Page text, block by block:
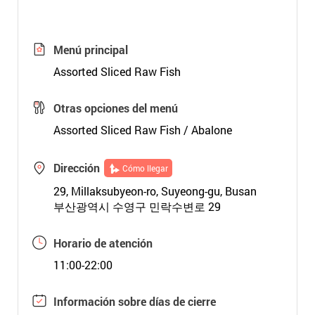
Menú principal
Assorted Sliced Raw Fish
Otras opciones del menú
Assorted Sliced Raw Fish / Abalone
Dirección Cómo llegar
29, Millaksubyeon-ro, Suyeong-gu, Busan
부산광역시 수영구 민락수변로 29
Horario de atención
11:00-22:00
Información sobre días de cierre